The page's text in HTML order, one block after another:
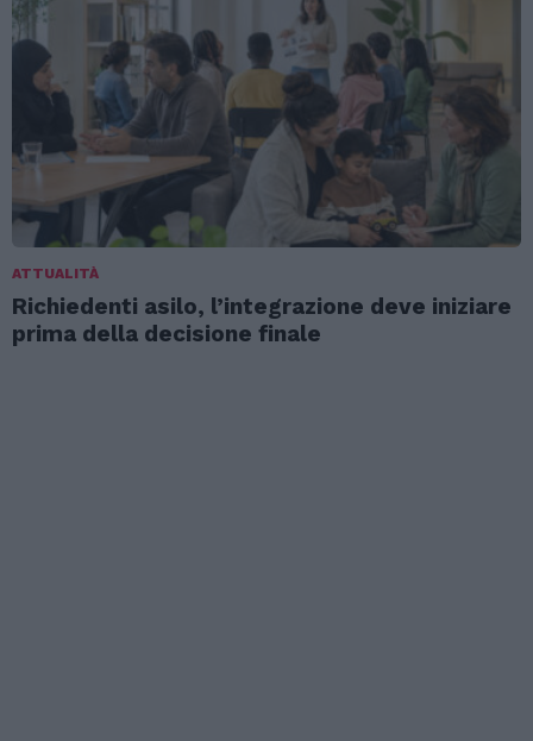
ATTUALITÀ
Richiedenti asilo, l’integrazione deve iniziare
prima della decisione finale